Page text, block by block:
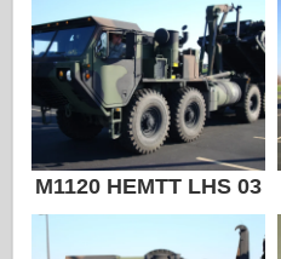
Libros
Dvds
Contacto
le Journal
Los kits
M1120 HEMTT LHS 03